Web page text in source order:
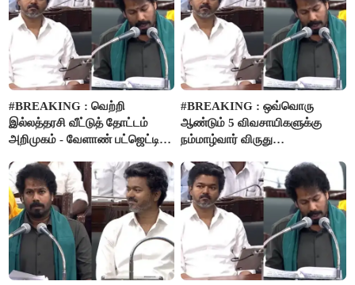
#BREAKING : வெற்றி
இல்லத்தரசி வீட்டுத் தோட்டம்
அறிமுகம் - வேளாண் பட்ஜெட்டில்
#BREAKING : ஒவ்வொரு
ஆண்டும் 5 விவசாயிகளுக்கு
நம்மாழ்வார் விருது